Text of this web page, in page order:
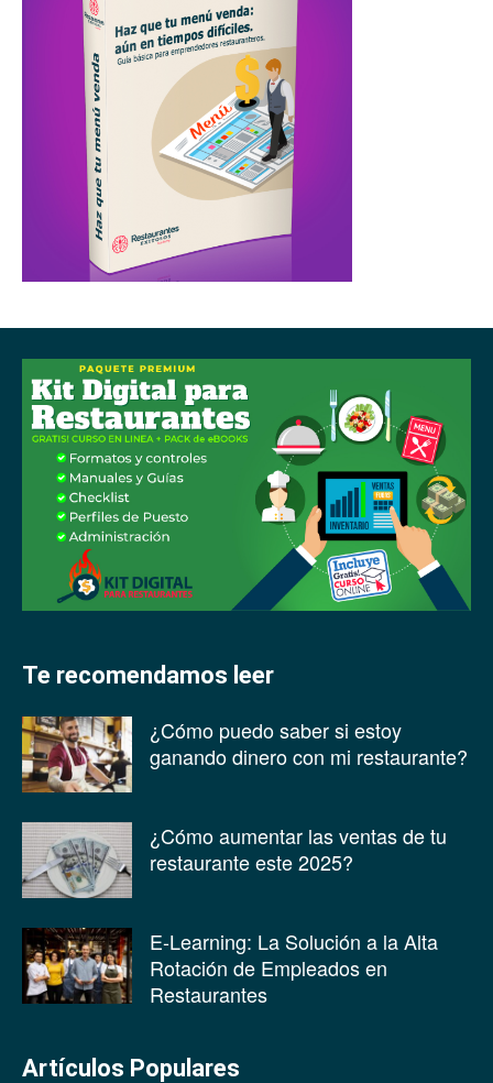
Te recomendamos leer
¿Cómo puedo saber si estoy
ganando dinero con mi restaurante?
¿Cómo aumentar las ventas de tu
restaurante este 2025?
E-Learning: La Solución a la Alta
Rotación de Empleados en
Restaurantes
Artículos Populares